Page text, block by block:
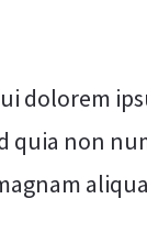
dolorem
quia non